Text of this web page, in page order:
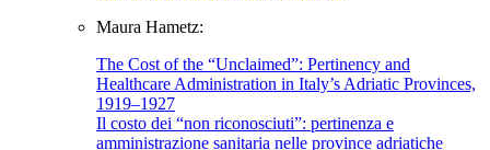
Maura Hametz:
The Cost of the “Unclaimed”: Pertinency and
Healthcare Administration in Italy’s Adriatic Provinces,
1919–1927
Il costo dei “non riconosciuti”: pertinenza e
amministrazione sanitaria nelle province adriatiche